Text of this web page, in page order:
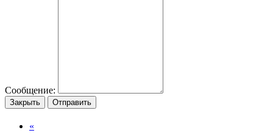
Сообщение:
Закрыть Отправить
«